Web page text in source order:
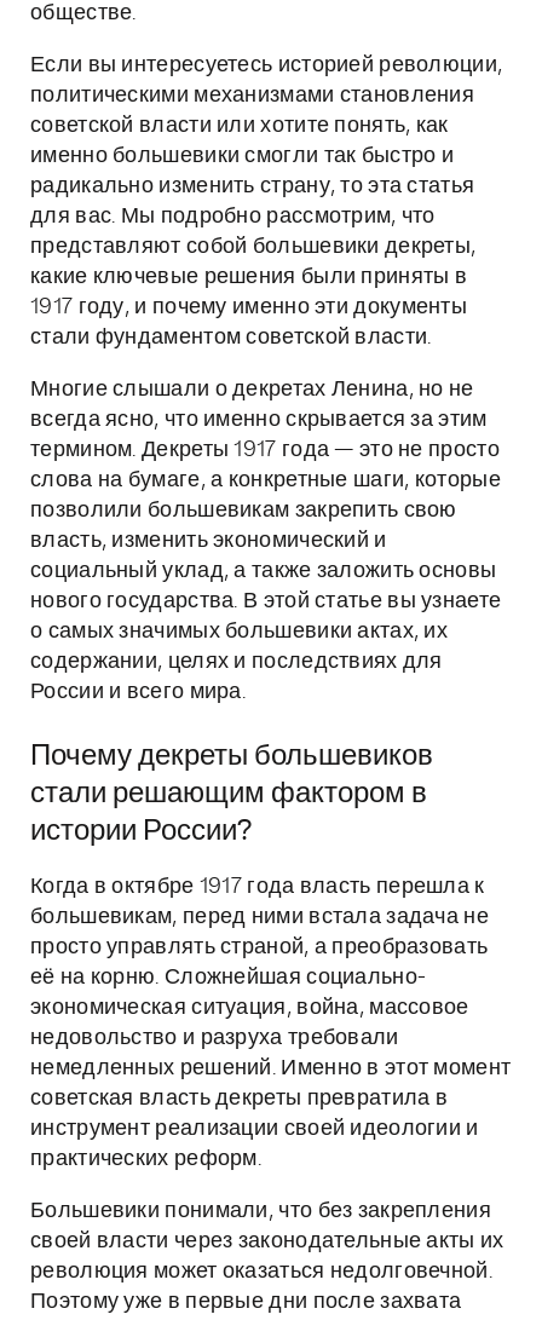
обществе.
Если вы интересуетесь историей революции,
политическими механизмами становления
советской власти или хотите понять, как
именно большевики смогли так быстро и
радикально изменить страну, то эта статья
для вас. Мы подробно рассмотрим, что
представляют собой большевики декреты,
какие ключевые решения были приняты в
1917 году, и почему именно эти документы
стали фундаментом советской власти.
Многие слышали о декретах Ленина, но не
всегда ясно, что именно скрывается за этим
термином. Декреты 1917 года — это не просто
слова на бумаге, а конкретные шаги, которые
позволили большевикам закрепить свою
власть, изменить экономический и
социальный уклад, а также заложить основы
нового государства. В этой статье вы узнаете
о самых значимых большевики актах, их
содержании, целях и последствиях для
России и всего мира.
Почему декреты большевиков
стали решающим фактором в
истории России?
Когда в октябре 1917 года власть перешла к
большевикам, перед ними встала задача не
просто управлять страной, а преобразовать
её на корню. Сложнейшая социально-
экономическая ситуация, война, массовое
недовольство и разруха требовали
немедленных решений. Именно в этот момент
советская власть декреты превратила в
инструмент реализации своей идеологии и
практических реформ.
Большевики понимали, что без закрепления
своей власти через законодательные акты их
революция может оказаться недолговечной.
Поэтому уже в первые дни после захвата